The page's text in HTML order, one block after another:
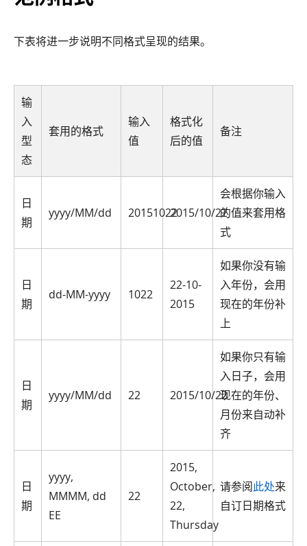
下表将进一步说明不同格式呈现的结果。
输
入
型
态
套用的格式
输入
值
格式化
后的值
备注
日
期
yyyy/MM/dd 201510222015/10/22
会根据你输入
的值来套用格
式
日
期
dd-MM-yyyy 1022
22-10-
2015
如果你没有输
入年份，会用
现在的年份补
上
日
期
yyyy/MM/dd 22 2015/10/22
如果你只有输
入日子，会用
现在的年份、
月份来自动补
齐
日
期
yyyy,
MMMM, dd
EE
22
2015,
October,
22,
Thursday
请参阅此处来
自订日期格式